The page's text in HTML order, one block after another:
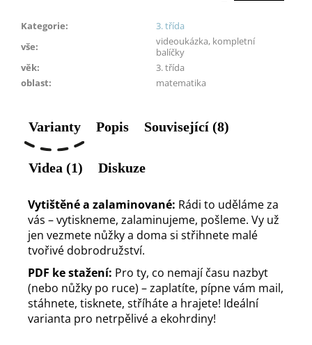
Kategorie:
3. třída
vše:
videoukázka, kompletní
balíčky
věk:
3. třída
oblast: matematika
Varianty Popis Související (8)
Videa (1) Diskuze
Vytištěné a zalaminované: Rádi to uděláme za
vás – vytiskneme, zalaminujeme, pošleme. Vy už
jen vezmete nůžky a doma si střihnete malé
tvořivé dobrodružství.
PDF ke stažení: Pro ty, co nemají času nazbyt
(nebo nůžky po ruce) – zaplatíte, pípne vám mail,
stáhnete, tisknete, stříháte a hrajete! Ideální
varianta pro netrpělivé a ekohrdiny!